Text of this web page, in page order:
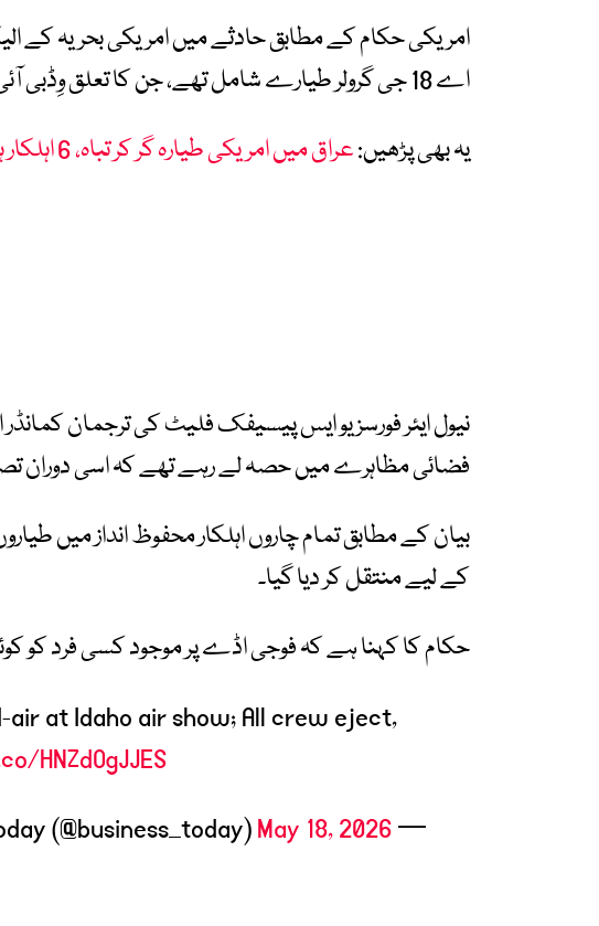
اے 18 جی گرولر طیارے شامل تھے، جن کا تعلق وِڈبی آئی لینڈ، واشنگٹن سے تھا۔
یہ بھی پڑھیں:عراق میں امریکی طیارہ گر کر تباہ، 6 اہلکار ہلاک ، سینٹکام کی تصدیق
نیول ایئر فورسز یو ایس پیسیفک فلیٹ کی ترجمان کمانڈر
فضائی مظاہرے میں حصہ لے رہے تھے کہ اسی دوران
بیان کے مطابق تمام چاروں اہلکار محفوظ انداز میں
کے لیے منتقل کر دیا گیا۔
حکام کا کہنا ہے کہ فوجی اڈے پر موجود کسی فرد کو
at Idaho air show; All crew eject,
HNZdOgJJES
— Business Today (@business_today)
May 18, 2026